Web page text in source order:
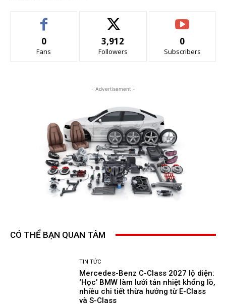
0
Fans
3,912
Followers
0
Subscribers
- Advertisement -
CÓ THỂ BẠN QUAN TÂM
TIN TỨC
Mercedes-Benz C-Class 2027 lộ diện:
‘Học’ BMW làm lưới tản nhiệt khổng lồ,
nhiều chi tiết thừa hưởng từ E-Class
và S-Class